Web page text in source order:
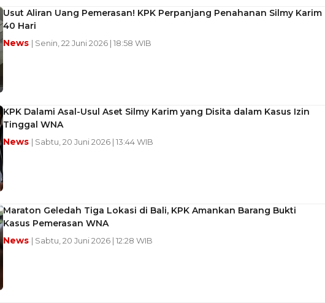
Usut Aliran Uang Pemerasan! KPK Perpanjang Penahanan Silmy Karim
40 Hari
News | Senin, 22 Juni 2026 | 18:58 WIB
KPK Dalami Asal-Usul Aset Silmy Karim yang Disita dalam Kasus Izin
Tinggal WNA
News | Sabtu, 20 Juni 2026 | 13:44 WIB
Maraton Geledah Tiga Lokasi di Bali, KPK Amankan Barang Bukti
Kasus Pemerasan WNA
News | Sabtu, 20 Juni 2026 | 12:28 WIB